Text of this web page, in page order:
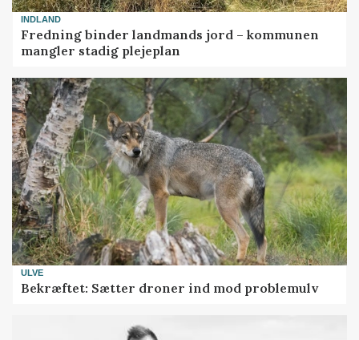
INDLAND
Fredning binder landmands jord – kommunen
mangler stadig plejeplan
ULVE
Bekræftet: Sætter droner ind mod problemulv